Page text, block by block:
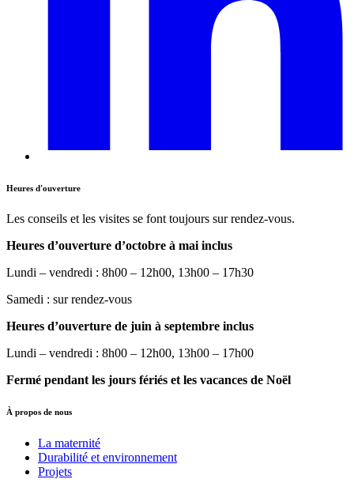
Heures d'ouverture
Les conseils et les visites se font toujours sur rendez-vous.
Heures d’ouverture d’octobre à mai inclus
Lundi – vendredi : 8h00 – 12h00, 13h00 – 17h30
Samedi : sur rendez-vous
Heures d’ouverture de juin à septembre inclus
Lundi – vendredi : 8h00 – 12h00, 13h00 – 17h00
Fermé pendant les jours fériés et les vacances de Noël
À propos de nous
La maternité
Durabilité et environnement
Projets